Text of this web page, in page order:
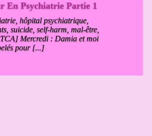
En Psychiatrie Partie 1
hôpital psychiatrique,
suicide, self-harm, mal-être,
Mercredi : Damia et moi
pour [...]